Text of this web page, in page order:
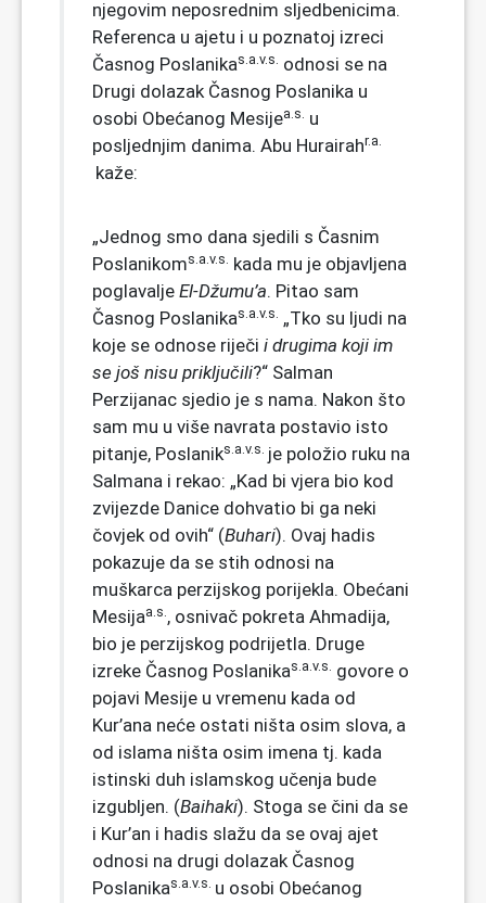
njegovim neposrednim sljedbenicima.
Referenca u ajetu i u poznatoj izreci
Časnog Poslanikas.a.v.s. odnosi se na
Drugi dolazak Časnog Poslanika u
osobi Obećanog Mesijea.s. u
posljednjim danima. Abu Hurairahr.a.
kaže:
„Jednog smo dana sjedili s Časnim
Poslanikoms.a.v.s. kada mu je objavljena
poglavalje El-Džumu’a. Pitao sam
Časnog Poslanikas.a.v.s. „Tko su ljudi na
koje se odnose riječi i drugima koji im
se još nisu priključili?“ Salman
Perzijanac sjedio je s nama. Nakon što
sam mu u više navrata postavio isto
pitanje, Poslaniks.a.v.s. je položio ruku na
Salmana i rekao: „Kad bi vjera bio kod
zvijezde Danice dohvatio bi ga neki
čovjek od ovih“ (Buhari). Ovaj hadis
pokazuje da se stih odnosi na
muškarca perzijskog porijekla. Obećani
Mesijaa.s. , osnivač pokreta Ahmadija,
bio je perzijskog podrijetla. Druge
izreke Časnog Poslanikas.a.v.s. govore o
pojavi Mesije u vremenu kada od
Kur’ana neće ostati ništa osim slova, a
od islama ništa osim imena tj. kada
istinski duh islamskog učenja bude
izgubljen. (Baihaki). Stoga se čini da se
i Kur’an i hadis slažu da se ovaj ajet
odnosi na drugi dolazak Časnog
Poslanikas.a.v.s. u osobi Obećanog